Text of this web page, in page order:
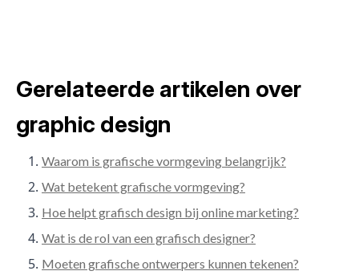
Gerelateerde artikelen over
graphic design
Waarom is grafische vormgeving belangrijk?
Wat betekent grafische vormgeving?
Hoe helpt grafisch design bij online marketing?
Wat is de rol van een grafisch designer?
Moeten grafische ontwerpers kunnen tekenen?